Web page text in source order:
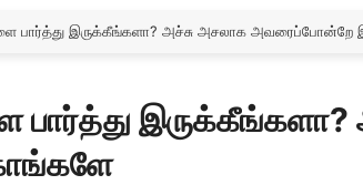
பார்த்து இருக்கீங்களா? அச்சு அசலாக அவரைப்போன்றே
பார்த்து